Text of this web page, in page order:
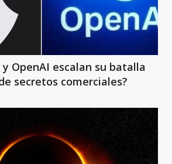
y OpenAI escalan su batalla
secretos comerciales?